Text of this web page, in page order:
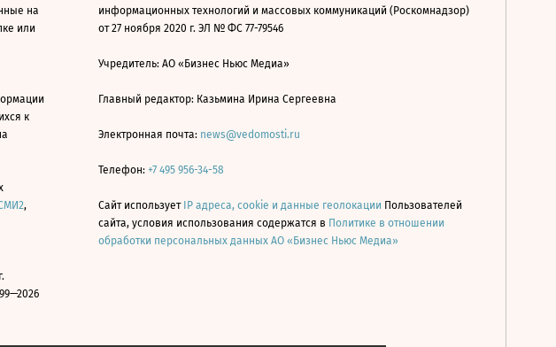
на
или
к
,
информационных технологий и массовых коммуникаций (Роскомнадзор)
от 27 ноября 2020 г. ЭЛ № ФС 77-79546
Учредитель: АО «Бизнес Ньюс Медиа»
Главный редактор: Казьмина Ирина Сергеевна
Электронная почта: news@vedomosti.ru
Телефон: +7 495 956-34-58
Сайт использует IP адреса, cookie и данные геолокации Пользователей
сайта, условия использования содержатся в Политике в отношении
обработки персональных данных АО «Бизнес Ньюс Медиа»